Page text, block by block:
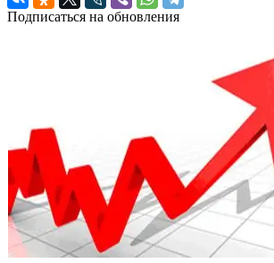
Подписаться на обновления